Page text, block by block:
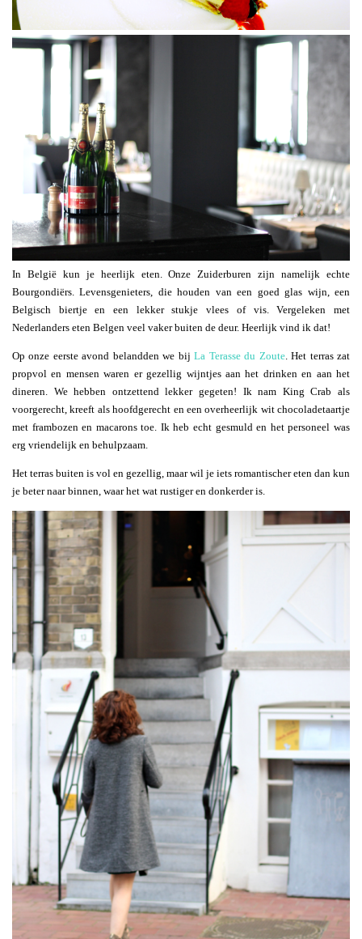
In België kun je heerlijk eten. Onze Zuiderburen zijn namelijk echte
Bourgondiërs. Levensgenieters, die houden van een goed glas wijn, een
Belgisch biertje en een lekker stukje vlees of vis. Vergeleken met
Nederlanders eten Belgen veel vaker buiten de deur. Heerlijk vind ik dat!
Op onze eerste avond belandden we bijLa Terasse du Zoute. Het terras zat
propvol en mensen waren er gezellig wijntjes aan het drinken en aan het
dineren. We hebben ontzettend lekker gegeten! Ik nam King Crab als
voorgerecht, kreeft als hoofdgerecht en een overheerlijk wit chocoladetaartje
met frambozen en macarons toe. Ik heb echt gesmuld en het personeel was
erg vriendelijk en behulpzaam.
Het terras buiten is vol en gezellig, maar wil je iets romantischer eten dan kun
je beter naar binnen, waar het wat rustiger en donkerder is.